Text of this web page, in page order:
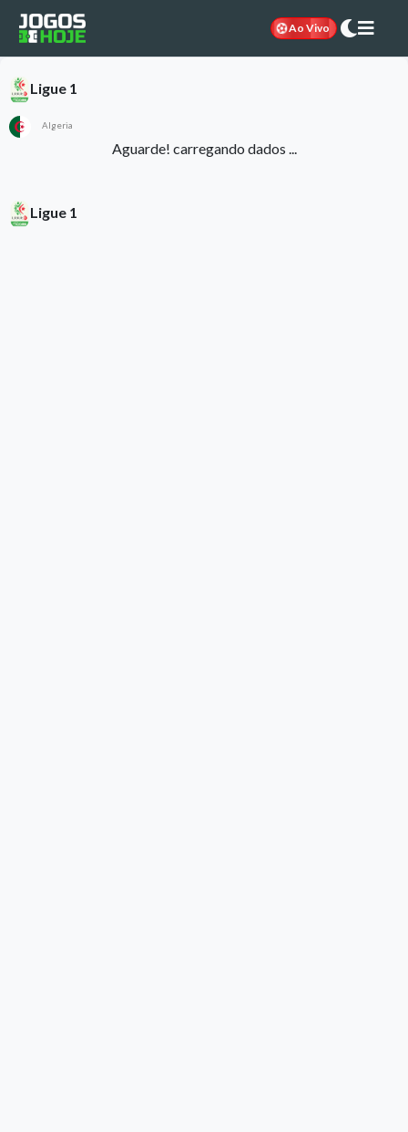
Ao Vivo
Ligue 1
Algeria
Aguarde! carregando dados ...
Ligue 1